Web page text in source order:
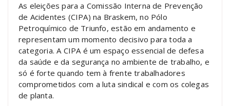
As eleições para a Comissão Interna de Prevenção
de Acidentes (CIPA) na Braskem, no Pólo
Petroquímico de Triunfo, estão em andamento e
representam um momento decisivo para toda a
categoria. A CIPA é um espaço essencial de defesa
da saúde e da segurança no ambiente de trabalho, e
só é forte quando tem à frente trabalhadores
comprometidos com a luta sindical e com os colegas
de planta.